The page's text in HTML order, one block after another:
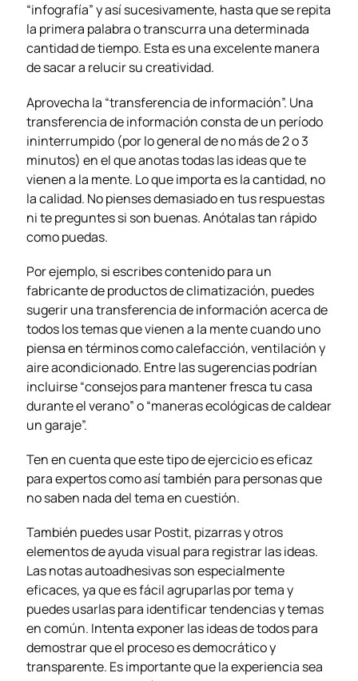
“infografía” y así sucesivamente, hasta que se repita
la primera palabra o transcurra una determinada
cantidad de tiempo. Esta es una excelente manera
de sacar a relucir su creatividad.
Aprovecha la “transferencia de información”. Una
transferencia de información consta de un período
ininterrumpido (por lo general de no más de 2 o 3
minutos) en el que anotas todas las ideas que te
vienen a la mente. Lo que importa es la cantidad, no
la calidad. No pienses demasiado en tus respuestas
ni te preguntes si son buenas. Anótalas tan rápido
como puedas.
Por ejemplo, si escribes contenido para un
fabricante de productos de climatización, puedes
sugerir una transferencia de información acerca de
todos los temas que vienen a la mente cuando uno
piensa en términos como calefacción, ventilación y
aire acondicionado. Entre las sugerencias podrían
incluirse “consejos para mantener fresca tu casa
durante el verano” o “maneras ecológicas de caldear
un garaje”.
Ten en cuenta que este tipo de ejercicio es eficaz
para expertos como así también para personas que
no saben nada del tema en cuestión.
También puedes usar Postit, pizarras y otros
elementos de ayuda visual para registrar las ideas.
Las notas autoadhesivas son especialmente
eficaces, ya que es fácil agruparlas por tema y
puedes usarlas para identificar tendencias y temas
en común. Intenta exponer las ideas de todos para
demostrar que el proceso es democrático y
transparente. Es importante que la experiencia sea